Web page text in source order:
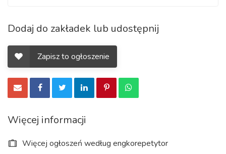
Dodaj do zakładek lub udostępnij
Zapisz to ogłoszenie
Więcej informacji
Więcej ogłoszeń według engkorepetytor